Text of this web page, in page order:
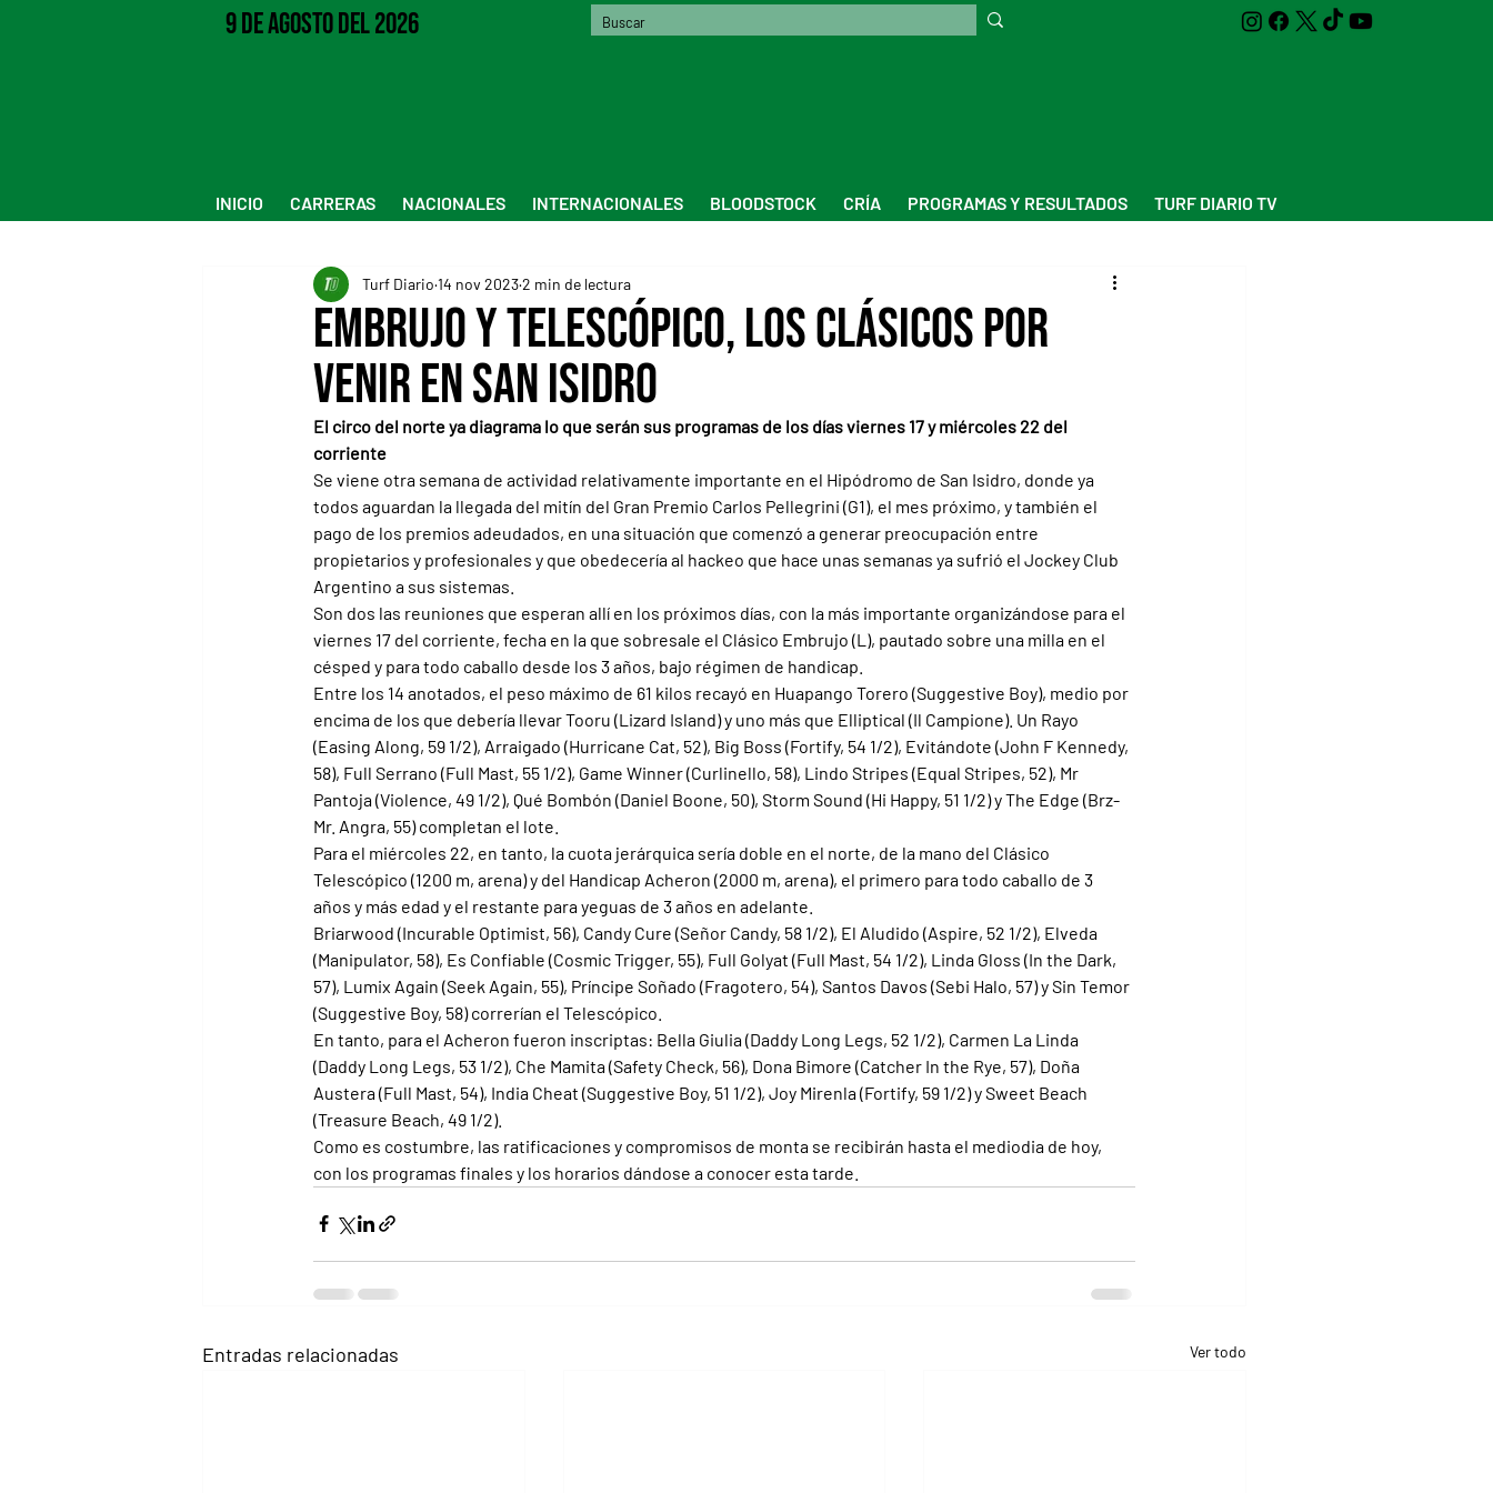
9 de Agosto del 2026
INICIO CARRERAS NACIONALES INTERNACIONALES BLOODSTOCK CRÍA PROGRAMAS Y RESULTADOS TURF DIARIO TV
Embrujo y Telescópico, los clásicos por
venir en San Isidro
Turf Diario 14 nov 20232 min de lectura
El circo del norte ya diagrama lo que serán sus programas de los días viernes 17 y miércoles 22 del
corriente
Se viene otra semana de actividad relativamente importante en el Hipódromo de San Isidro, donde ya
todos aguardan la llegada del mitín del Gran Premio Carlos Pellegrini (G1), el mes próximo, y también el
pago de los premios adeudados, en una situación que comenzó a generar preocupación entre
propietarios y profesionales y que obedecería al hackeo que hace unas semanas ya sufrió el Jockey Club
Argentino a sus sistemas.
Son dos las reuniones que esperan allí en los próximos días, con la más importante organizándose para el
viernes 17 del corriente, fecha en la que sobresale el Clásico Embrujo (L), pautado sobre una milla en el
césped y para todo caballo desde los 3 años, bajo régimen de handicap.
Entre los 14 anotados, el peso máximo de 61 kilos recayó en Huapango Torero (Suggestive Boy), medio por
encima de los que debería llevar Tooru (Lizard Island) y uno más que Elliptical (Il Campione). Un Rayo
(Easing Along, 59 1/2), Arraigado (Hurricane Cat, 52), Big Boss (Fortify, 54 1/2), Evitándote (John F Kennedy,
58), Full Serrano (Full Mast, 55 1/2), Game Winner (Curlinello, 58), Lindo Stripes (Equal Stripes, 52), Mr
Pantoja (Violence, 49 1/2), Qué Bombón (Daniel Boone, 50), Storm Sound (Hi Happy, 51 1/2) y The Edge (Brz-
Mr. Angra, 55) completan el lote.
Para el miércoles 22, en tanto, la cuota jerárquica sería doble en el norte, de la mano del Clásico
Telescópico (1200 m, arena) y del Handicap Acheron (2000 m, arena), el primero para todo caballo de 3
años y más edad y el restante para yeguas de 3 años en adelante.
Briarwood (Incurable Optimist, 56), Candy Cure (Señor Candy, 58 1/2), El Aludido (Aspire, 52 1/2), Elveda
(Manipulator, 58), Es Confiable (Cosmic Trigger, 55), Full Golyat (Full Mast, 54 1/2), Linda Gloss (In the Dark,
57), Lumix Again (Seek Again, 55), Príncipe Soñado (Fragotero, 54), Santos Davos (Sebi Halo, 57) y Sin Temor
(Suggestive Boy, 58) correrían el Telescópico.
En tanto, para el Acheron fueron inscriptas: Bella Giulia (Daddy Long Legs, 52 1/2), Carmen La Linda
(Daddy Long Legs, 53 1/2), Che Mamita (Safety Check, 56), Dona Bimore (Catcher In the Rye, 57), Doña
Austera (Full Mast, 54), India Cheat (Suggestive Boy, 51 1/2), Joy Mirenla (Fortify, 59 1/2) y Sweet Beach
(Treasure Beach, 49 1/2).
Como es costumbre, las ratificaciones y compromisos de monta se recibirán hasta el mediodia de hoy,
con los programas finales y los horarios dándose a conocer esta tarde.
Entradas relacionadas Ver todo